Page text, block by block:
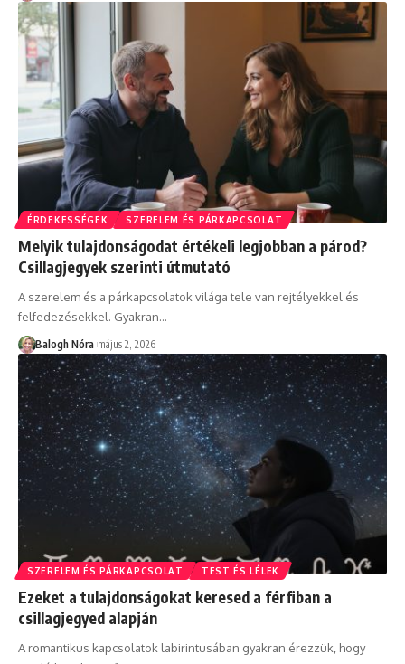
ÉRDEKESSÉGEK SZERELEM ÉS PÁRKAPCSOLAT
Melyik tulajdonságodat értékeli legjobban a párod?
Csillagjegyek szerinti útmutató
A szerelem és a párkapcsolatok világa tele van rejtélyekkel és
felfedezésekkel. Gyakran…
Balogh Nóra május 2, 2026
SZERELEM ÉS PÁRKAPCSOLAT TEST ÉS LÉLEK
Ezeket a tulajdonságokat keresed a férfiban a
csillagjegyed alapján
A romantikus kapcsolatok labirintusában gyakran érezzük, hogy